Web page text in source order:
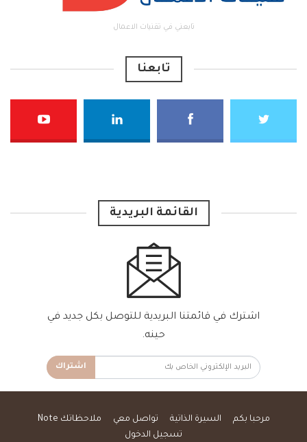
تابعني في تقنيات الاعمال
تابعنا
القائمة البريدية
اشترك في قائمتنا البريدية للتوصل بكل جديد في
حينه.
اشتراك
مرحبا بكم السيرة الذاتية تواصل معي
ملاحظاتك Note
تسجيل الدخول